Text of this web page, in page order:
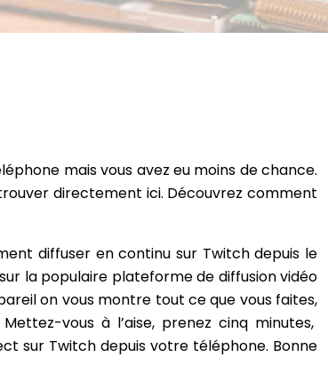
mais vous avez eu moins de chance.
directement ici. Découvrez comment
diffuser en continu sur Twitch depuis le
la populaire plateforme de diffusion vidéo
on vous montre tout ce que vous faites,
vous à l’aise, prenez cinq minutes,
sur Twitch depuis votre téléphone. Bonne